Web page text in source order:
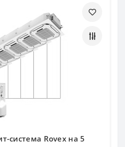
система Rovex на 5